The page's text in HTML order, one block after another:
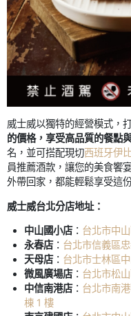
威士威以獨特的經營模式，
的價格，享受高品質的餐點
名，並可搭配現切西班牙伊
員推薦酒款，讓您的美食饗
外帶回家，都能輕鬆享受這
威士威台北分店地址：
中山國小店： 台北市中
永春店： 台北市信義區
天母店： 台北市士林區
微風廣場店： 台北市松
中信南港店： 台北市南
棟 1 樓